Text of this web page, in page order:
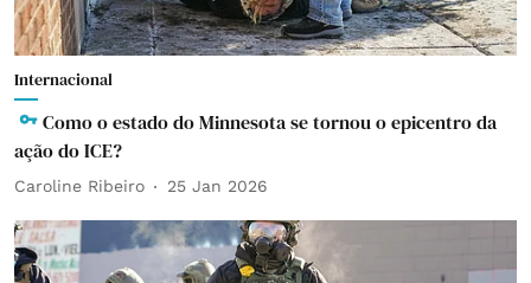
Internacional
Como o estado do Minnesota se tornou o epicentro da
ação do ICE?
Caroline Ribeiro 25 Jan 2026